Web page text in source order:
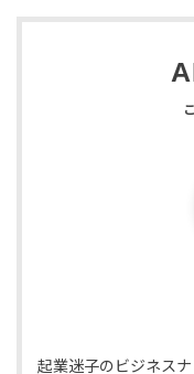
起業迷子のビジネス